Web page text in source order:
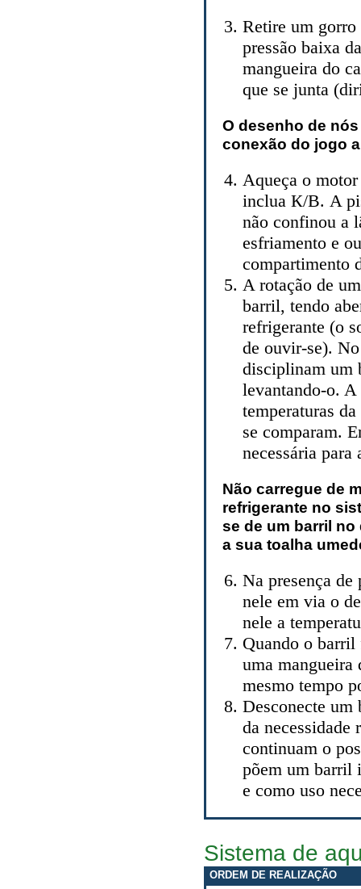
Retire um gorro
pressão baixa
mangueira do
que se junta
O desenho de
conexão do jogo
Aqueça o
inclua К/В. A
não confinou a
esfriamento e
compartimento
A rotação de
barril, tendo
refrigerante (o
de ouvir-se).
disciplinam um
levantando-o. A
temperaturas
se comparam.
necessária para
Não carregue de
refrigerante no
se de um barril
a sua toalha
Na presença de
nele em via o
nele a
Quando o barril
uma mangueira
mesmo tempo
Desconecte
da necessidade
continuam o
põem um barril
e como uso
Sistema de
ORDEM DE REALIZAÇÃO